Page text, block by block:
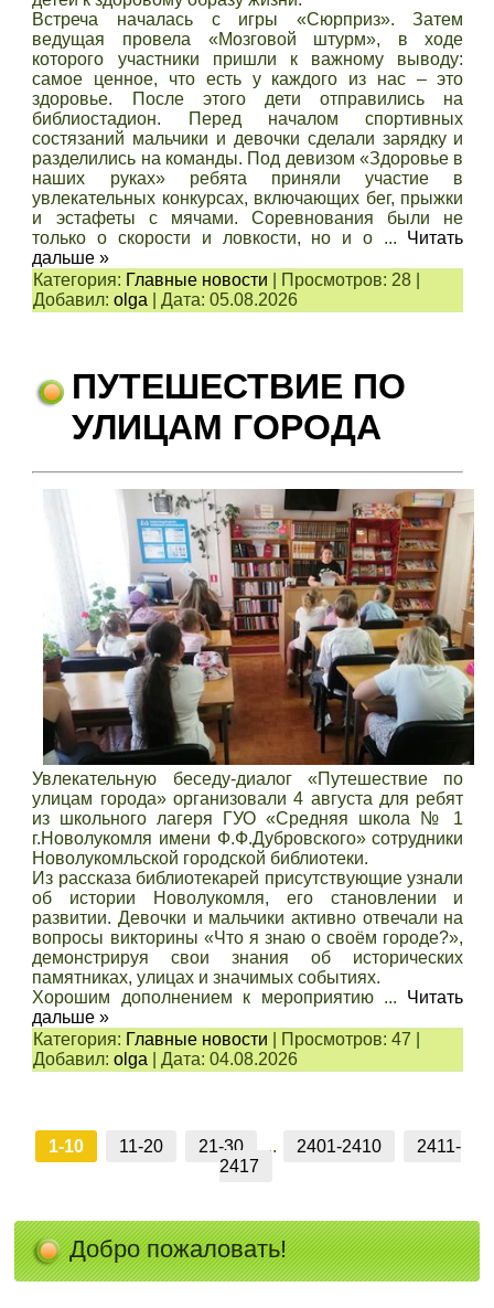
Встреча началась с игры «Сюрприз». Затем
ведущая провела «Мозговой штурм», в ходе
которого участники пришли к важному выводу:
самое ценное, что есть у каждого из нас – это
здоровье. После этого дети отправились на
библиостадион. Перед началом спортивных
состязаний мальчики и девочки сделали зарядку и
разделились на команды. Под девизом «Здоровье в
наших руках» ребята приняли участие в
увлекательных конкурсах, включающих бег, прыжки
и эстафеты с мячами. Соревнования были не
только о скорости и ловкости, но и о ... Читать
дальше »
Категория: Главные новости Просмотров: 28
Добавил: olga |Дата: 05.08.2026
ПУТЕШЕСТВИЕ ПО
УЛИЦАМ ГОРОДА
Увлекательную беседу-диалог «Путешествие по
улицам города» организовали 4 августа для ребят
из школьного лагеря ГУО «Средняя школа № 1
г.Новолукомля имени Ф.Ф.Дубровского» сотрудники
Новолукомльской городской библиотеки.
Из рассказа библиотекарей присутствующие узнали
об истории Новолукомля, его становлении и
развитии. Девочки и мальчики активно отвечали на
вопросы викторины «Что я знаю о своём городе?»,
демонстрируя свои знания об исторических
памятниках, улицах и значимых событиях.
Хорошим дополнением к мероприятию ... Читать
дальше »
Категория: Главные новости Просмотров: 47
Добавил: olga |Дата: 04.08.2026
1-10 11-20 21-30 ... 2401-2410
2411-
2417
Добро пожаловать!